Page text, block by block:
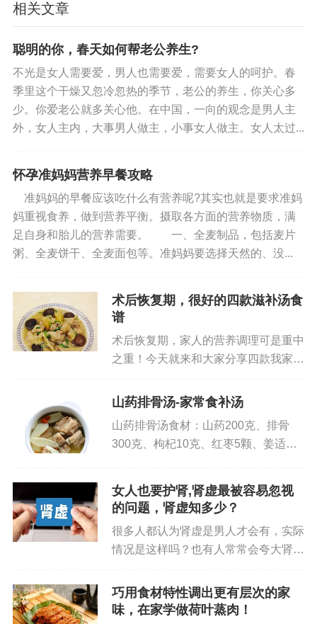
指甲盖大一点），新手建议“小一点”，更容易煮浮。
冰糖：用老冰糖最好（比白糖更甜润，不会有
齁味），用量根据喜好来——1人份放10克，2人份
放15克，怕甜可以减5克（鸡头米本身有淡淡的清甜
味，不用加太多糖）。
1. 处理鸡头米：洗干净，别搓碎
不管是新鲜还是冷冻鸡头米，都要用清水漂洗3-
4次——目的是去掉表面的浮尘和杂质。注意：不要
用力搓，鸡头米的外壳薄，搓碎了会让羹变浑浊。
头米2厘米的清水（比如50克鸡头米加500毫升水，
够1人份）。
2. 煮鸡头米：大火烧开，转中小火焖
开大火把水烧开（看到锅边冒大泡），立刻转
中小火——保持“微沸”状态煮3-4分钟。新鲜鸡头米
煮3分钟就行（能闻到清香味，颗粒微微膨胀）；冷
更久才能熟透）。这一步的关键是“别煮过”：鸡头米
要的是“Q弹”，煮久了会软成一团，失去嚼劲。
3. 加小圆子和冰糖：不用等水开，直接放
再次烧开）——这是新手最容易犯的错：很多人会
等水开了再加小圆子，结果鸡头米煮老了。丢完小
相关文章
聪明的你，春天如何帮老公养生?
不光是女人需要爱，男人也需要爱，需要女人的呵护。春
季里这个干燥又忽冷忽热的季节，老公的养生，你关心多
少。你爱老公就多关心他。在中国，一向的观念是男人主
外，女人主内，大事男人做主，小事女人做主。女人太过...
怀孕准妈妈营养早餐攻略
准妈妈的早餐应该吃什么有营养呢?其实也就是要求准妈
妈重视食养，做到营养平衡。摄取各方面的营养物质，满
足自身和胎儿的营养需要。 一、全麦制品，包括麦片
粥、全麦饼干、全麦面包等。准妈妈要选择天然的、没...
术后恢复期，很好的四款滋补汤食
谱
术后恢复期，家人的营养调理可是重中
之重！今天就来和大家分享四款我家奶
她快速恢复体力，还能提升免疫力哦。
松搞定，家有术后需要恢复的长辈...
山药排骨汤-家常食补汤
山药排骨汤食材：山药200克、排骨
300克、枸杞10克、红枣5颗、姜适
锅，加入适量料酒和姜片，焯水后捞出
备用。2. 山药去皮，切成小...
女人也要护肾,肾虚最被容易忽视
的问题，肾虚知多少？
很多人都认为肾虚是男人才会有，实际
情况是这样吗？也有人常常会夸大肾
如厕、性欲下降等与肾虚划上了等号，
一出现这些症状，就自行盲目补肾，耽
巧用食材特性调出更有层次的家
味，在家学做荷叶蒸肉！